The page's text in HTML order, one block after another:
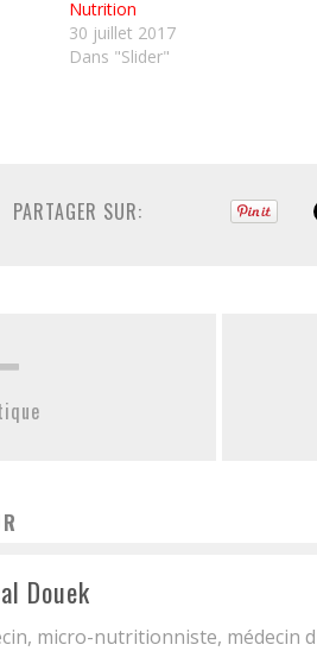
Nutrition
30 juillet 2017
Dans "Slider"
PARTAGER SUR:
Douek
micro-nutritionniste, médecin